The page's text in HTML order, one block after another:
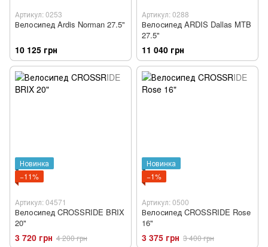
Артикул: 0253
Велосипед Ardis Norman 27.5"
10 125 грн
Артикул: 0288
Велосипед ARDIS Dallas MTB
27.5"
11 040 грн
Новинка
−11%
Артикул: 04571
Велосипед CROSSRIDE BRIX
20"
3 720 грн 4 200 грн
Новинка
−1%
Артикул: 0500
Велосипед CROSSRIDE Rose
16"
3 375 грн 3 400 грн